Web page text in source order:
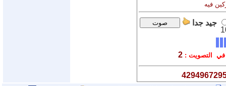
فيه
جيد جدا
التصويت : 2